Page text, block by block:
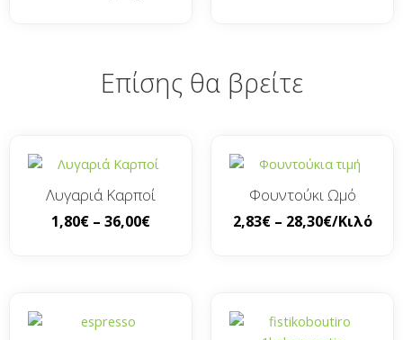
Επίσης θα βρείτε
Λυγαριά Καρποί
1,80€ – 36,00€
Φουντούκι Ωμό
2,83€ – 28,30€/Κιλό